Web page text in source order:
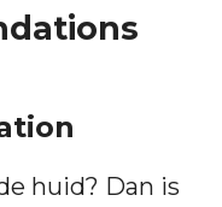
huid? Dan is